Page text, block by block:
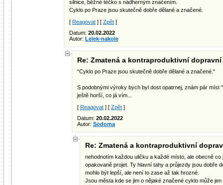
silnice, běžné téčko s nádherným značením.
Cyklo po Praze jsou skutečně dobře dělané a značené.
[ Reagovat ] [ Zpět ]
Datum: 20.02.2022
Autor: Lelek-nakole
Re: Zmatená a kontraproduktivní dopravní
"Cyklo po Praze jsou skutečně dobře dělané a značené."
S podobnými výroky bych byl dost opatrnej, znám pár míst
ještě horší, co já vím...
[ Reagovat ] [ Zpět ]
Datum: 20.02.2022
Autor: Sodoma
Re: Zmatená a kontraproduktivní
nehodnotím každou uličku a každé místo, ale obecně
opakovaně projet. Ty hlavní tahy a průjezdy jsou dobře
mohlo být lepší, ale není to zase až tak hrozné.
Jsou města kde se jim o nějaké značené cyklo může